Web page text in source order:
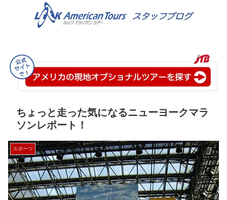
ちょっと走った気になるニューヨークマラ
ソンレポート！
スポーツ